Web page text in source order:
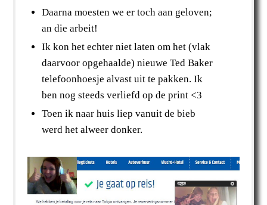
Daarna moesten we er toch aan geloven;
an die arbeit!
Ik kon het echter niet laten om het (vlak
daarvoor opgehaalde) nieuwe Ted Baker
telefoonhoesje alvast uit te pakken. Ik
ben nog steeds verliefd op de print <3
Toen ik naar huis liep vanuit de bieb
werd het alweer donker.